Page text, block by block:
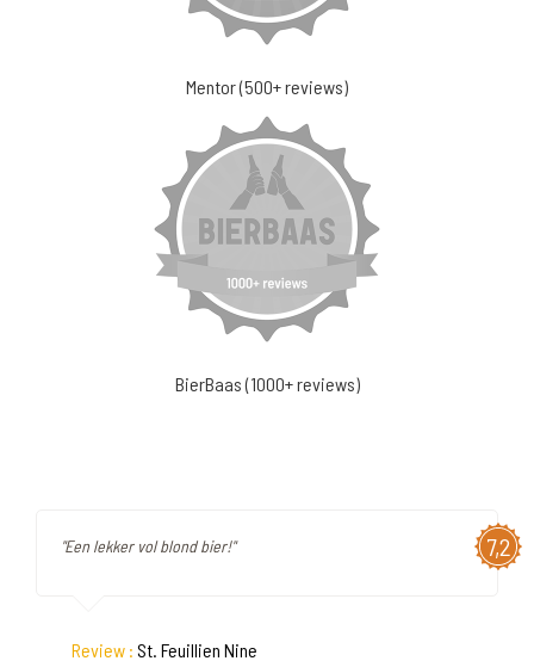
Mentor (500+ reviews)
BierBaas (1000+ reviews)
7,2
"Een lekker vol blond bier!"
Review : St. Feuillien Nine